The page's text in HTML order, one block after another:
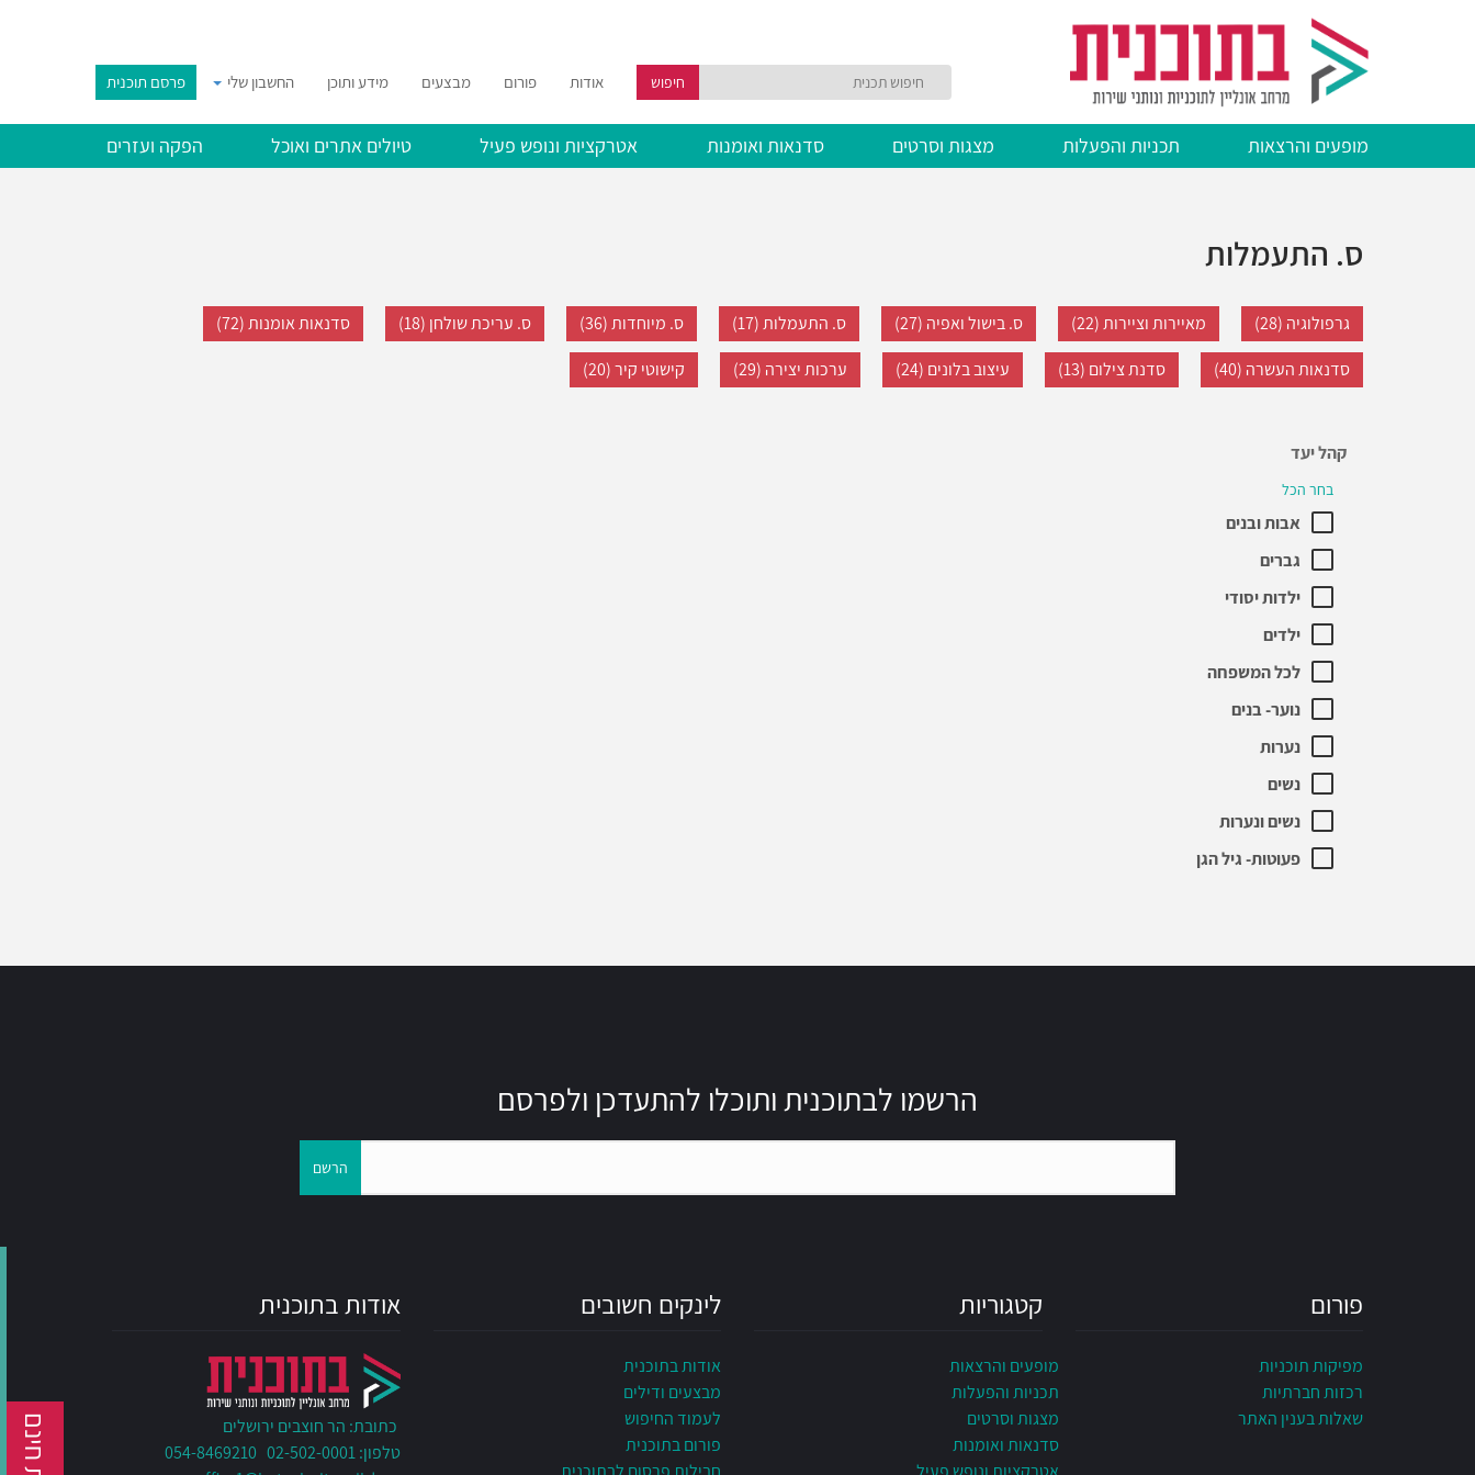
חיפוש אודות פורום מבצעים מידע ותוכן החשבון שלי פרסם תוכנית
מופעים והרצאות תכניות והפעלות מצגות וסרטים סדנאות ואומנות אטרקציות ונופש פעיל טיולים אתרים ואוכל הפקה ועזרים
ס. התעמלות
גרפולוגיה (28) מאיירות וציירות (22) ס. בישול ואפיה (27) ס. התעמלות (17) ס. מיוחדות (36) ס. עריכת שולחן (18)
סדנאות אומנות (72)
סדנאות העשרה (40)
סדנת צילום (13) עיצוב בלונים (24) ערכות יצירה (29) קישוטי קיר (20)
קהל יעד
בחר הכל
אבות ובנים
גברים
ילדות יסודי
ילדים
לכל המשפחה
נוער- בנים
נערות
נשים
נשים ונערות
פעוטות- גיל הגן
הרשמו לבתוכנית ותוכלו להתעדכן ולפרסם
הרשם
פורום
מפיקות תוכניות
רכזות חברתיות
שאלות בענין האתר
קטגוריות
מופעים והרצאות
תכניות והפעלות
מצגות וסרטים
סדנאות ואומנות
לינקים חשובים
אודות בתוכנית
מבצעים ודילים
לעמוד החיפוש
פורום בתוכנית
אודות בתוכנית
כתובת: הר חוצבים ירושלים
טלפון: 02-502-0001 054-8469210